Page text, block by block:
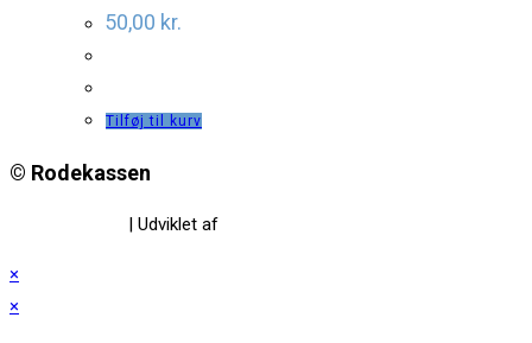
50,00 kr.
Tilføj til kurv
© Rodekassen
| Udviklet af
×
×